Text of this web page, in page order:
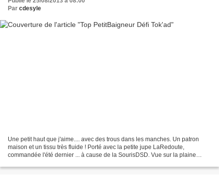
Par cdesyle
Une petit haut que j'aime.... avec des trous dans les manches. Un patron
maison et un tissu très fluide ! Porté avec la petite jupe LaRedoute,
commandée l'été dernier ... à cause de la SourisDSD. Vue sur la plaine